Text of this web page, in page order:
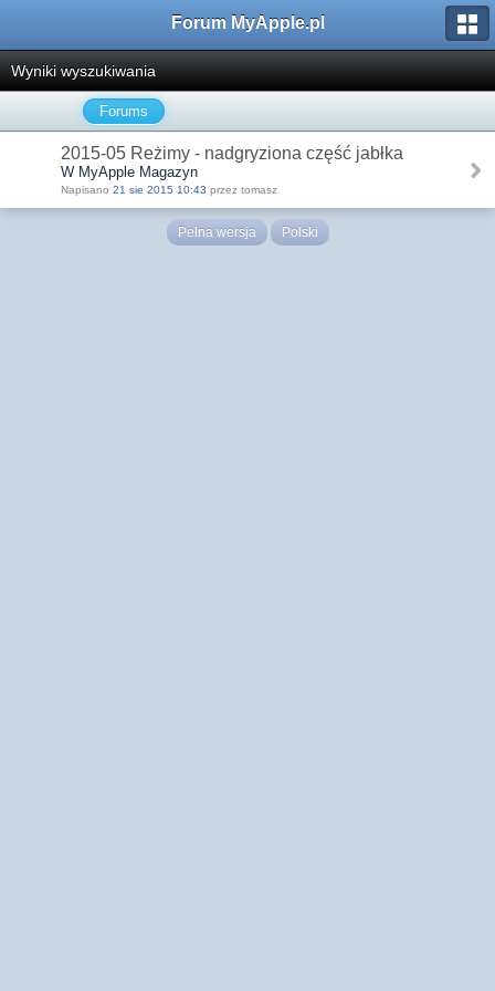
Forum MyApple.pl
Wyniki wyszukiwania
Forums
2015-05 Reżimy - nadgryziona część jabłka
W MyApple Magazyn
Napisano 21 sie 2015 10:43 przez tomasz
Pełna wersja Polski